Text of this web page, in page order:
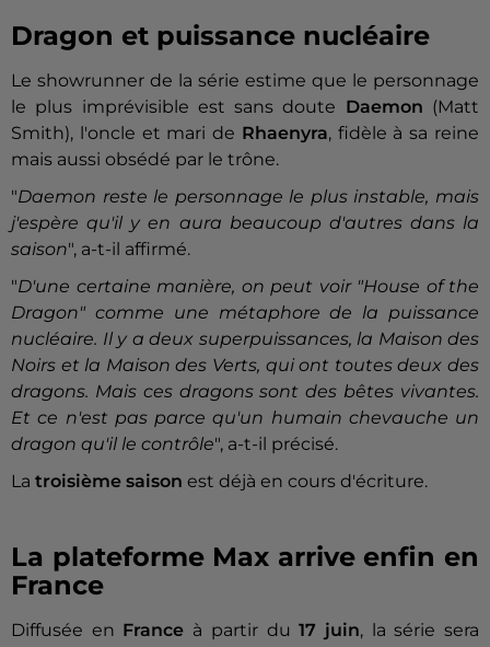
Dragon et puissance nucléaire
Le showrunner de la série estime que le personnage
le plus imprévisible est sans doute Daemon (Matt
Smith), l'oncle et mari de Rhaenyra, fidèle à sa reine
mais aussi obsédé par le trône.
"Daemon reste le personnage le plus instable, mais
j'espère qu'il y en aura beaucoup d'autres dans la
saison", a-t-il affirmé.
"D'une certaine manière, on peut voir "House of the
Dragon" comme une métaphore de la puissance
nucléaire. Il y a deux superpuissances, la Maison des
Noirs et la Maison des Verts, qui ont toutes deux des
dragons. Mais ces dragons sont des bêtes vivantes.
Et ce n'est pas parce qu'un humain chevauche un
dragon qu'il le contrôle", a-t-il précisé.
La troisième saison est déjà en cours d'écriture.
La plateforme Max arrive enfin en
France
Diffusée en France à partir du17 juin, la série sera